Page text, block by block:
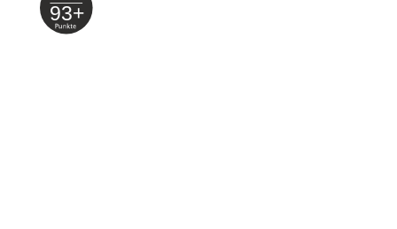
93+